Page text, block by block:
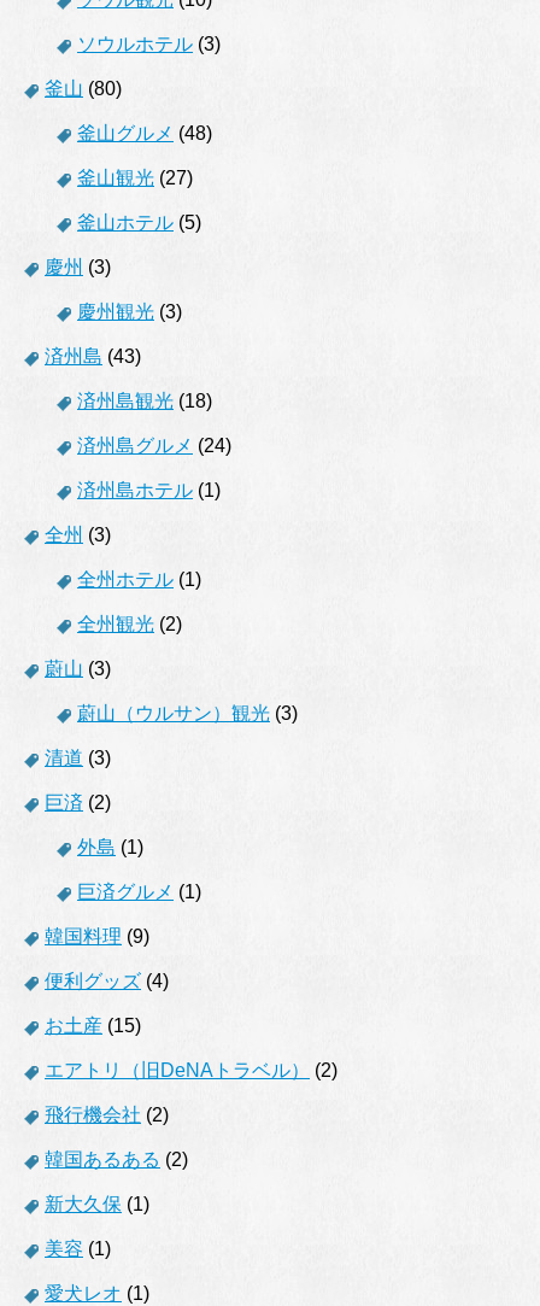
ソウルホテル (3)
釜山 (80)
釜山グルメ (48)
釜山観光 (27)
釜山ホテル (5)
慶州 (3)
慶州観光 (3)
済州島 (43)
済州島観光 (18)
済州島グルメ (24)
済州島ホテル (1)
全州 (3)
全州ホテル (1)
全州観光 (2)
蔚山 (3)
蔚山（ウルサン）観光 (3)
清道 (3)
巨済 (2)
外島 (1)
巨済グルメ (1)
韓国料理 (9)
便利グッズ (4)
お土産 (15)
エアトリ（旧DeNAトラベル） (2)
飛行機会社 (2)
韓国あるある (2)
新大久保 (1)
美容 (1)
愛犬レオ (1)